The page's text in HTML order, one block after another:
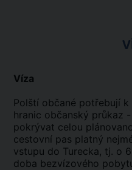
Víza
Polští občané potřebují
hranic občanský průkaz
pokrývat celou
cestovní pas platný
vstupu do Turecka, tj. o
doba bezvízového